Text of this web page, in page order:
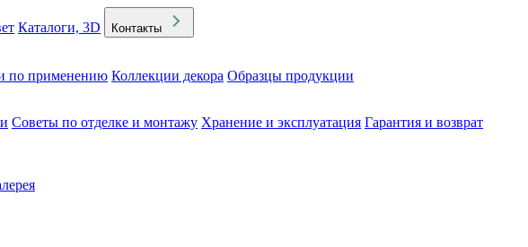
Каталоги, 3D Контакты
по применению Коллекции декора Образцы продукции
Советы по отделке и монтажу Хранение и эксплуатация Гарантия и возврат